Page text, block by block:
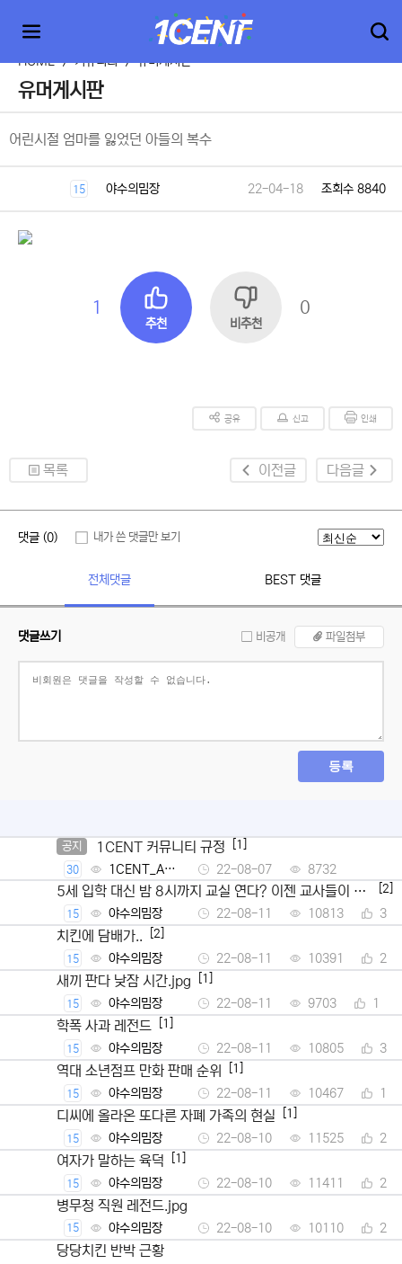
HOME > 커뮤니티 > 유머게시판
유머게시판
어린시절 엄마를 잃었던 아들의 복수
15 야수의밈장 22-04-18 조회수 8840
1
추천 비추천
0
공유 신고 인쇄
목록 이전글 다음글
댓글 (0) 내가 쓴 댓글만 보기
전체댓글 BEST 댓글
댓글쓰기 비공개 파일첨부
등록
공지 1CENT 커뮤니티 규정 [1]
30
1CENT_Ad
min
22-08-07 8732
5세 입학 대신 밤 8시까지 교실 연다? 이젠 교사들이 뿔
났다
[2]
15 야수의밈장 22-08-11 10813 3
치킨에 담배가.. [2]
15 야수의밈장 22-08-11 10391 2
새끼 판다 낮잠 시간.jpg [1]
15 야수의밈장 22-08-11 9703 1
학폭 사과 레전드 [1]
15 야수의밈장 22-08-11 10805 3
역대 소년점프 만화 판매 순위 [1]
15 야수의밈장 22-08-11 10467 1
디씨에 올라온 또다른 자폐 가족의 현실 [1]
15 야수의밈장 22-08-10 11525 2
여자가 말하는 육덕 [1]
15 야수의밈장 22-08-10 11411 2
병무청 직원 레전드.jpg
15 야수의밈장 22-08-10 10110 2
당당치킨 반박 근황